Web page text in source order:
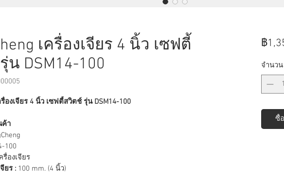
เครื่องเจียร 4 นิ้ว เซฟตี้
น DSM14-100
รื่องเจียร 4 นิ้ว เซฟตี้สวิตช์ รุ่น DSM14-100
ค้า
100
รื่องเจียร
ยร : 100 mm. (4 นิ้ว)
฿
จำนวน
ซื้